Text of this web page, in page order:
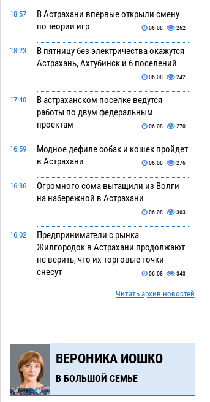
18:57
В Астрахани впервые открыли смену
по теории игр
06.08 262
18:23
В пятницу без электричества окажутся
Астрахань, Ахтубинск и 6 поселений
06.08 242
17:40
В астраханском поселке ведутся
работы по двум федеральным
проектам
06.08 270
16:59
Модное дефиле собак и кошек пройдет
в Астрахани
06.08 276
16:36
Огромного сома вытащили из Волги
на набережной в Астрахани
06.08 363
16:02
Предприниматели с рынка
Жилгородок в Астрахани продолжают
не верить, что их торговые точки
снесут
06.08 343
Ящерицу из астраханской пустыни
14:35
Буддийские святыни из Астрахани
выставили в музее Пушкина в Москве
13:50
Мэрия Астрахани переводит городские
Читать архив новостей
ВЕРОНИКА ИОШКО
В БОЛЬШОЙ СЕМЬЕ